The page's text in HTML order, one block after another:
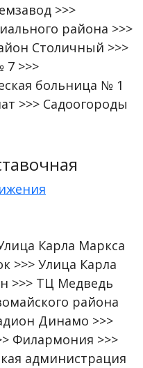
>>>
района >>>
Столичный >>>
7 >>>
больница № 1
>>> Садоогороды
Карла Маркса
>>> Улица Карла
>>> ТЦ Медведь
района
Динамо >>>
Филармония >>>
администрация